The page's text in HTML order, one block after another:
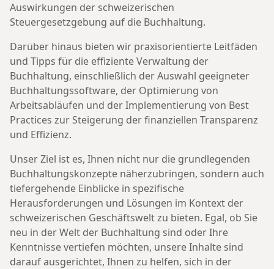
Auswirkungen der schweizerischen
Steuergesetzgebung auf die Buchhaltung.
Darüber hinaus bieten wir praxisorientierte Leitfäden
und Tipps für die effiziente Verwaltung der
Buchhaltung, einschließlich der Auswahl geeigneter
Buchhaltungssoftware, der Optimierung von
Arbeitsabläufen und der Implementierung von Best
Practices zur Steigerung der finanziellen Transparenz
und Effizienz.
Unser Ziel ist es, Ihnen nicht nur die grundlegenden
Buchhaltungskonzepte näherzubringen, sondern auch
tiefergehende Einblicke in spezifische
Herausforderungen und Lösungen im Kontext der
schweizerischen Geschäftswelt zu bieten. Egal, ob Sie
neu in der Welt der Buchhaltung sind oder Ihre
Kenntnisse vertiefen möchten, unsere Inhalte sind
darauf ausgerichtet, Ihnen zu helfen, sich in der